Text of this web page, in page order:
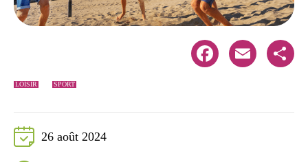
LOISIR SPORT
Facebook Email Share
26 août 2024